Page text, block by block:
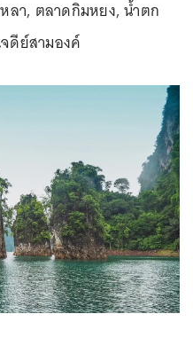
ลา, ตลาดกิมหยง, น้ำตก
ดีย์สามองค์